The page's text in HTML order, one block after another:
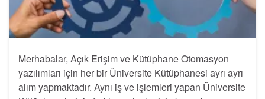
Merhabalar, Açık Erişim ve Kütüphane Otomasyon
yazılımları için her bir Üniversite Kütüphanesi ayrı ayrı
alım yapmaktadır. Aynı iş ve işlemleri yapan Üniversite